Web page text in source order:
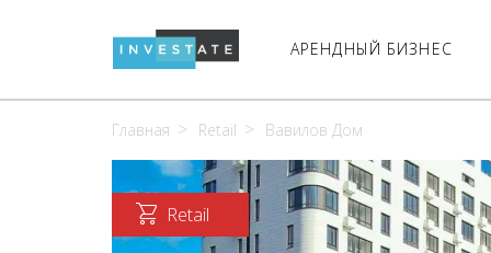
АРЕНДНЫЙ БИЗНЕС
Главная Retail Вавилов Дом
Retail